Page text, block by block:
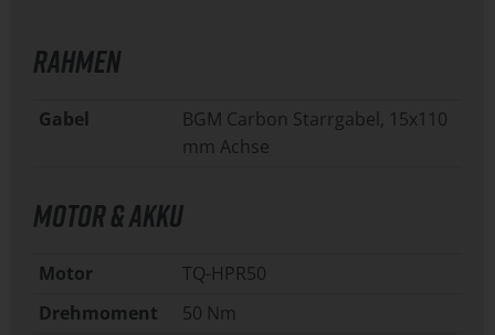
RAHMEN
Gabel
BGM Carbon Starrgabel, 15x110
mm Achse
MOTOR & AKKU
Motor
TQ-HPR50
Drehmoment
50 Nm